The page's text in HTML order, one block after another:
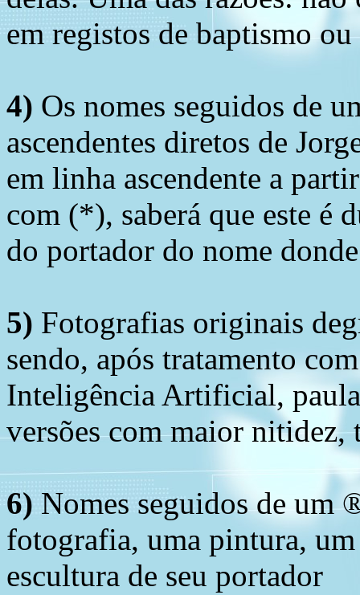
em registos de baptismo
4) Os nomes seguidos de
ascendentes diretos de
em linha ascendente a
com (*), saberá que este é
do portador do nome
5) Fotografias originais
sendo, após tratamento
Inteligência Artificial,
versões com maior nitidez,
6) Nomes seguidos de um
fotografia, uma pintura,
escultura de seu portador